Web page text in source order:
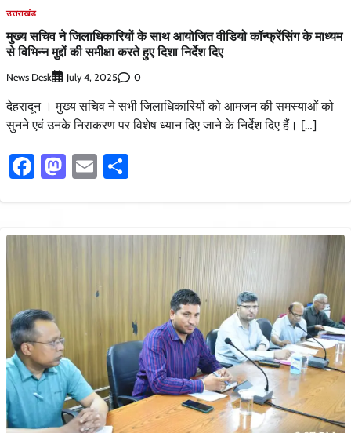
उत्तराखंड
मुख्य सचिव ने जिलाधिकारियों के साथ आयोजित वीडियो कॉन्फ्रेंसिंग के माध्यम
से विभिन्न मुद्दों की समीक्षा करते हुए दिशा निर्देश दिए
News Desk July 4, 2025 0
देहरादून । मुख्य सचिव ने सभी जिलाधिकारियों को आमजन की समस्याओं को
सुनने एवं उनके निराकरण पर विशेष ध्यान दिए जाने के निर्देश दिए हैं। […]
Facebook
Mastodon
Email